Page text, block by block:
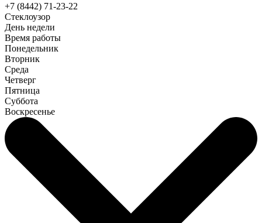
+7 (8442) 71-23-22
Стеклоузор
День недели
Время работы
Понедельник
Вторник
Среда
Четверг
Пятница
Суббота
Воскресенье